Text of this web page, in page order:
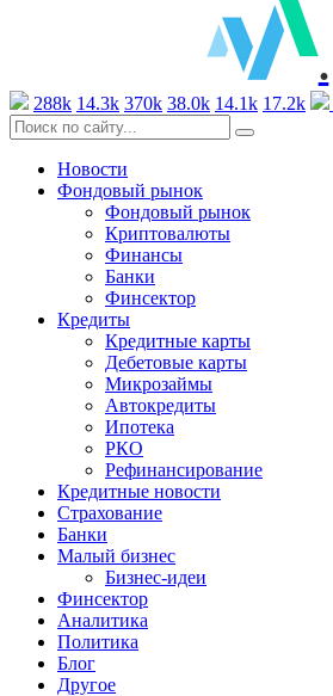
.
288k 14.3k 370k 38.0k 14.1k 17.2k
Новости
Фондовый рынок
Фондовый рынок
Криптовалюты
Финансы
Банки
Финсектор
Кредиты
Кредитные карты
Дебетовые карты
Микрозаймы
Автокредиты
Ипотека
РКО
Рефинансирование
Кредитные новости
Страхование
Банки
Малый бизнес
Бизнес-идеи
Финсектор
Аналитика
Политика
Блог
Другое